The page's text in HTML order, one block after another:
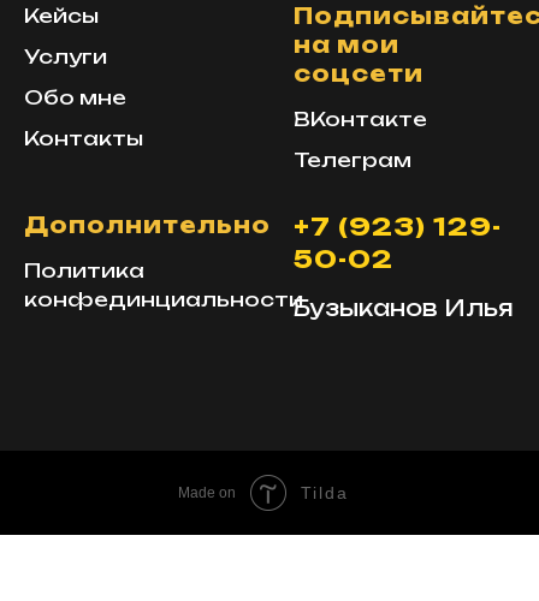
Кейсы
Услуги
Обо мне
Контакты
на мои
соцсети
ВКонтакте
Телеграм
Дополнительно
Политика
конфединциальности
+7 (923) 129-
50-02
Бузыканов Илья
Made on Tilda